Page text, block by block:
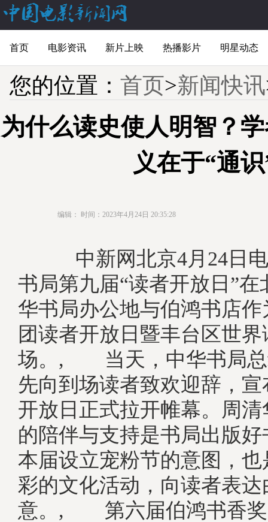
首页 电影资讯 新片上映 热播影片 明星动态
您的位置： 首页>新闻快讯
为什么读史使人明智？
义在于“通
编辑： 时间：2023年4月24日 20:35:28
中新网北京4月24日电
书局第九届“读者开放日”
华书局办公地与伯鸿书店
团读者开放日暨丰台区世
场。, 当天，中华书局总
先向到场读者致欢迎辞，
开放日正式拉开帷幕。周
的陪伴与支持是书局出版
本届设立宠粉节的意图，
彩的文化活动，向读者表
意。, 第六届伯鸿书香奖